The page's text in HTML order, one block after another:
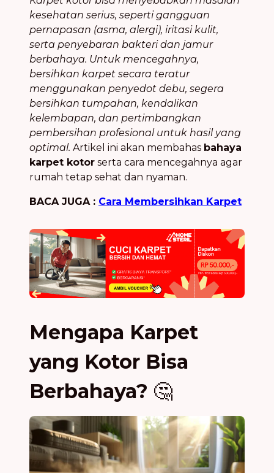
kesehatan serius, seperti gangguan
pernapasan (asma, alergi), iritasi kulit,
serta penyebaran bakteri dan jamur
berbahaya. Untuk mencegahnya,
bersihkan karpet secara teratur
menggunakan penyedot debu, segera
bersihkan tumpahan, kendalikan
kelembapan, dan pertimbangkan
pembersihan profesional untuk hasil yang
optimal. Artikel ini akan membahas bahaya
karpet kotor serta cara mencegahnya agar
rumah tetap sehat dan nyaman.
BACA JUGA : Cara Membersihkan Karpet
Mengapa Karpet
yang Kotor Bisa
Berbahaya? 🤔